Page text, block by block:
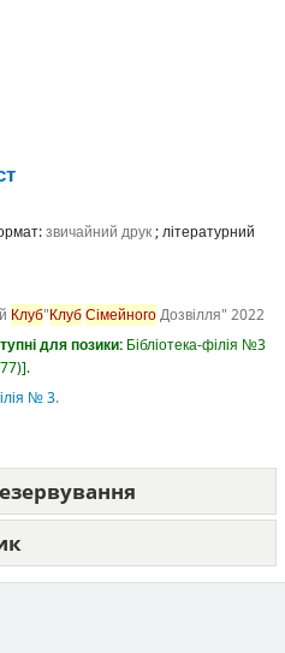
звичайний друк; літературний
Клуб"КлубСімейногоДозвілля" 2022
для позики: Бібліотека-філія №3
.
№ 3.